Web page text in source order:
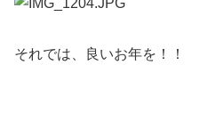
それでは、良いお年を！！